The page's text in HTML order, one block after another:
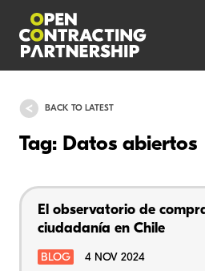
BACK TO LATEST
Tag: Datos abiertos
El observatorio de
ciudadanía en Chile
BLOG 4 NOV 2024